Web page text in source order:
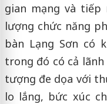
gian mạng và
lượng chức năng
bàn Lạng Sơn có
trong đó có cả
tượng đe dọa với
lo lắng, bức xúc